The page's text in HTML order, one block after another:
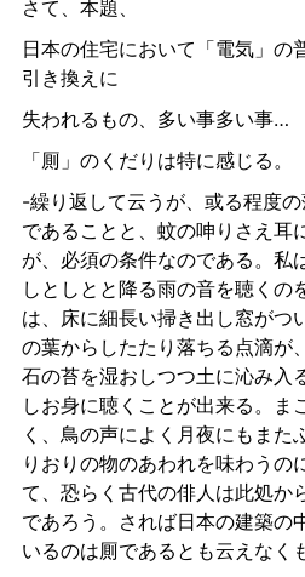
さて、本題、
日本の住宅において「電気」の
引き換えに
失われるもの、多い事多い事…
「厠」のくだりは特に感じる。
-繰り返して云うが、或る程度
であることと、蚊の呻りさえ耳
が、必須の条件なのである。私
しとしとと降る雨の音を聴くの
は、床に細長い掃き出し窓がつ
の葉からしたたり落ちる点滴が
石の苔を湿おしつつ土に沁み入
しお身に聴くことが出来る。ま
く、鳥の声によく月夜にもまた
りおりの物のあわれを味わうの
て、恐らく古代の俳人は此処か
であろう。されば日本の建築の
いるのは厠であるとも云えなく